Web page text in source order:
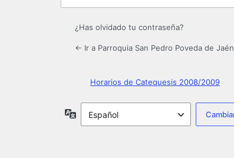
¿Has olvidado tu contraseña?
← Ir a Parroquia San Pedro Poveda de Jaén
Horarios de Catequesis 2008/2009
Idioma